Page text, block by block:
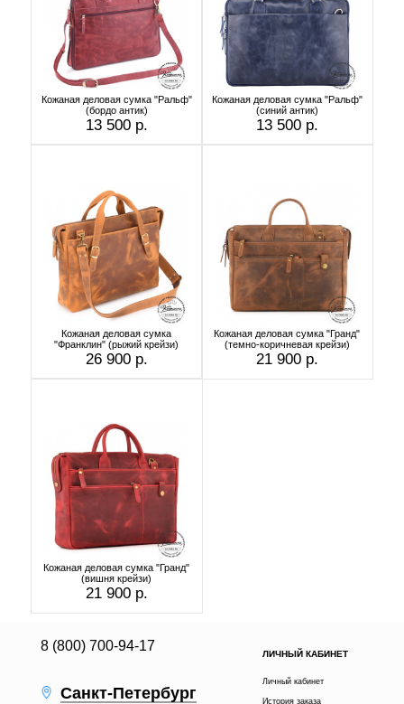
Кожаная деловая сумка "Ральф"
(бордо антик)
13 500 р.
Кожаная деловая сумка "Ральф"
(синий антик)
13 500 р.
Кожаная деловая сумка
"Франклин" (рыжий крейзи)
26 900 р.
Кожаная деловая сумка "Гранд"
(темно-коричневая крейзи)
21 900 р.
Кожаная деловая сумка "Гранд"
(вишня крейзи)
21 900 р.
8 (800) 700-94-17
Санкт-Петербург
ЛИЧНЫЙ КАБИНЕТ
Личный кабинет
История заказа